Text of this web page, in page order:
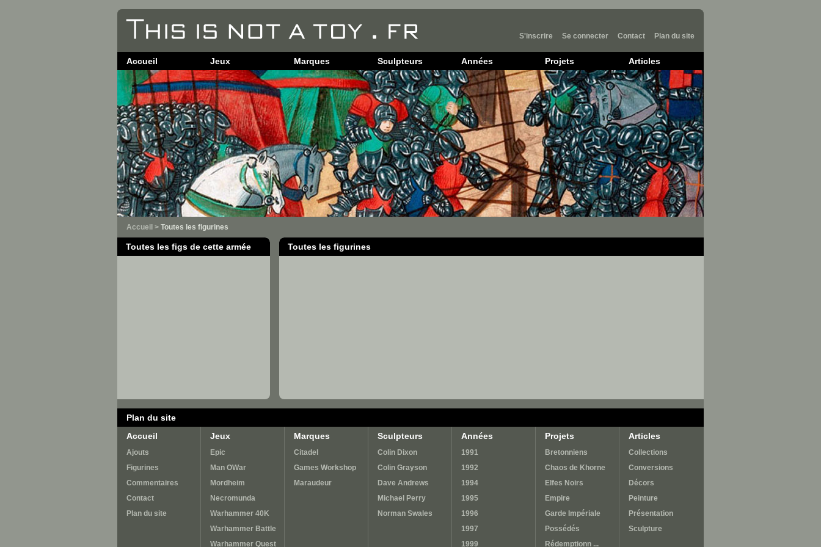
S'inscrire Se connecter Contact Plan du site
Accueil Jeux Marques Sculpteurs Années Projets Articles
Accueil > Toutes les figurines
Toutes les figs de cette armée Toutes les figurines
Plan du site
Accueil
Ajouts
Figurines
Commentaires
Contact
Plan du site
Jeux
Epic
Man OWar
Mordheim
Necromunda
Warhammer 40K
Warhammer Battle
Warhammer Quest
Marques
Citadel
Games Workshop
Maraudeur
Sculpteurs
Colin Dixon
Colin Grayson
Dave Andrews
Michael Perry
Norman Swales
Années
1991
1992
1994
1995
1996
1997
1999
Projets
Bretonniens
Chaos de Khorne
Elfes Noirs
Empire
Garde Impériale
Possédés
Rédemptionn ...
Articles
Collections
Conversions
Décors
Peinture
Présentation
Sculpture